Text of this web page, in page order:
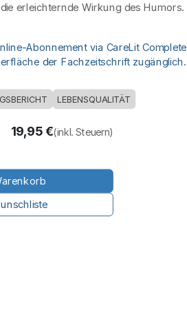
erleichternde Wirkung des Humors.
Abonnement via CareLit Complete
der Fachzeitschrift zugänglich.
LEBENSQUALITÄT
19,95€(inkl. Steuern)